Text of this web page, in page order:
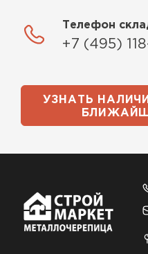
Телефон
+7 (495)
УЗНАТЬ